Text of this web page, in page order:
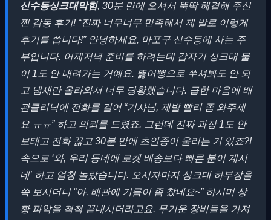
신수동싱크대막힘, 30분 만에 오셔서 뚝딱 해결해 주신
찐 감동 후기! “진짜 너무너무 만족해서 제 발로 이렇게
후기를 씁니다!” 안녕하세요, 마포구 신수동에 사는 주
부입니다. 어제저녁 준비를 하려는데 갑자기 싱크대 물
이 1도 안 내려가는 거예요. 뚫어뻥으로 쑤셔봐도 안 되
고 냄새만 올라와서 너무 당황했습니다. 급한 마음에 배
관클리닉에 전화를 걸어 “기사님, 제발 빨리 좀 와주세
요 ㅠㅠ” 하고 의뢰를 드렸죠. 그런데 진짜 과장 1도 안
보태고 전화 끊고 30분 만에 초인종이 울리는 거 있죠?!
속으로 ‘와, 우리 동네에 로켓 배송보다 빠른 분이 계시
네’ 하고 엄청 놀랐습니다. 오시자마자 싱크대 하부장을
쓱 보시더니 “아, 배관에 기름이 좀 찼네요~” 하시며 상
황 파악을 척척 끝내시더라고요. 무거운 장비들을 가져